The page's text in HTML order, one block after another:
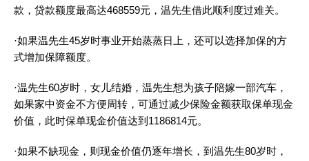
款，贷款额度最高达468559元，温先生借此顺利度过难关。
·如果温先生45岁时事业开始蒸蒸日上，还可以选择加保的方
式增加保障额度。
·温先生60岁时，女儿结婚，温先生想为孩子陪嫁一部汽车，
如果家中资金不方便周转，可通过减少保险金额获取保单现金
价值，此时保单现金价值达到1186814元。
·如果不缺现金，则现金价值仍逐年增长，到温先生80岁时，